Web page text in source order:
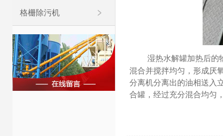
格栅除污机
湿热水解罐加热后的
混合并搅拌均匀，形成厌
分离机分离出的油相送入
合罐，经过充分混合均匀